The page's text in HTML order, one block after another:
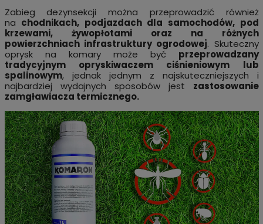
Zabieg dezynsekcji można przeprowadzić również
na chodnikach, podjazdach dla samochodów, pod
krzewami, żywopłotami oraz na różnych
powierzchniach infrastruktury ogrodowej. Skuteczny
oprysk na komary może być przeprowadzany
tradycyjnym opryskiwaczem ciśnieniowym lub
spalinowym, jednak jednym z najskuteczniejszych i
najbardziej wydajnych sposobów jest zastosowanie
zamgławiacza termicznego.